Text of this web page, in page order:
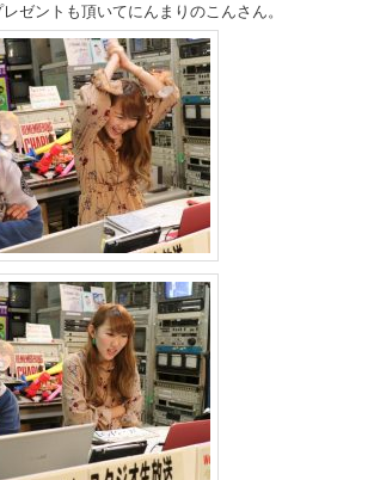
ゼントも頂いてにんまりのこんさん。